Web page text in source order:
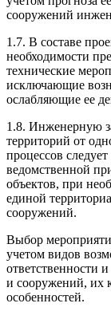
сооружений
1.7. В составе
необходимости
технические
исключающие
ослабляющие ее
1.8. Инженерную
территорий от
процессов
ведомственной
объектов, при
единой
сооружений.
Выбор
учетом видов
ответственности
и сооружений, их
особенностей.